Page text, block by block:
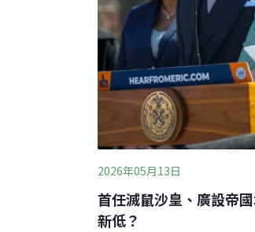
2026年05月13日
首任滅鼠沙皇、廣設帝
新低？